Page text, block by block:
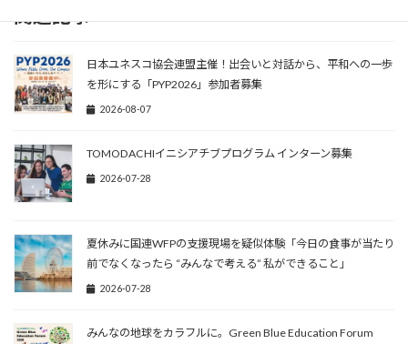
関連記事
日本ユネスコ協会連盟主催！出会いと対話から、平和への一歩
を形にする「PYP2026」参加者募集
2026-08-07
TOMODACHIイニシアチブプログラム インターン募集
2026-07-28
夏休みに国連WFPの支援現場を疑似体験「今日の食事が当たり
前でなくなったら “みんなで考える” 私ができること」
2026-07-28
みんなの地球をカラフルに。Green Blue Education Forum